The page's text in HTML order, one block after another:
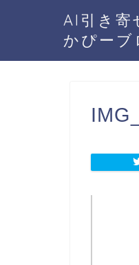
AI引き寄
かぴーブ